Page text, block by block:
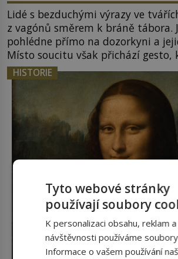
Lidé s bezduchými výrazy ve
z vagónů směrem k bráně tábora.
pohlédne přímo na dozorkyni a
Místo soucitu však přichází gesto,
posílá rovnou do plynové komory.
Rudolf Höss (1901–1947), Josef
1979) či Heinrich Himmler
o koho se historie jen otřela.
HISTORIE
Tyto webové stránky
používají soubory
K personalizaci obsahu, reklam
návštěvnosti používáme
Informace o vašem používání